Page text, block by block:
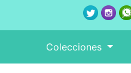
Colecciones